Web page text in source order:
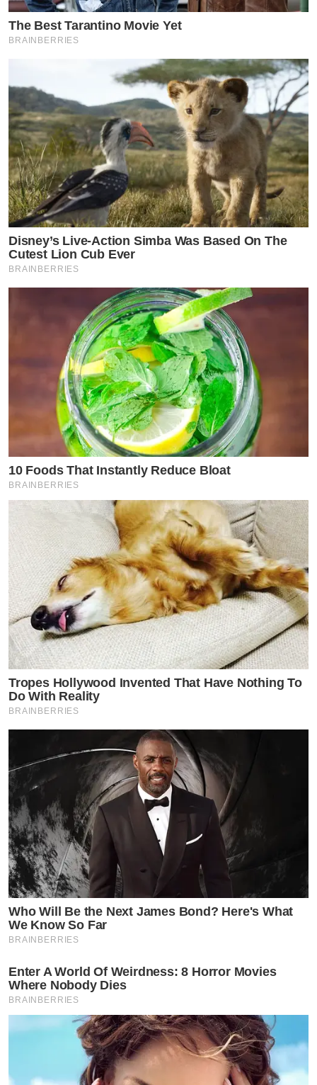
The Best Tarantino Movie Yet
BRAINBERRIES
Disney’s Live-Action Simba Was Based On The
Cutest Lion Cub Ever
BRAINBERRIES
10 Foods That Instantly Reduce Bloat
BRAINBERRIES
Tropes Hollywood Invented That Have Nothing To
Do With Reality
BRAINBERRIES
Who Will Be the Next James Bond? Here's What
We Know So Far
BRAINBERRIES
Enter A World Of Weirdness: 8 Horror Movies
Where Nobody Dies
BRAINBERRIES